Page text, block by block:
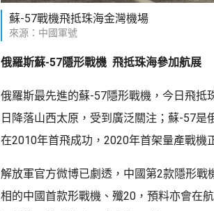
蘇-57戰機飛抵珠海金灣機場
來源：中國軍號
俄羅斯蘇-57隱形戰機 飛抵珠海參加航展
俄羅斯最先進的蘇-57隱形戰機，今日飛抵
日降落山西太原，受到廣泛關注；蘇-57
在2010年首飛成功，2020年首架量產戰機
解放軍官方微博已劇透，中國第2款隱形
相的中國首款形戰機、殲20，預料亦會在